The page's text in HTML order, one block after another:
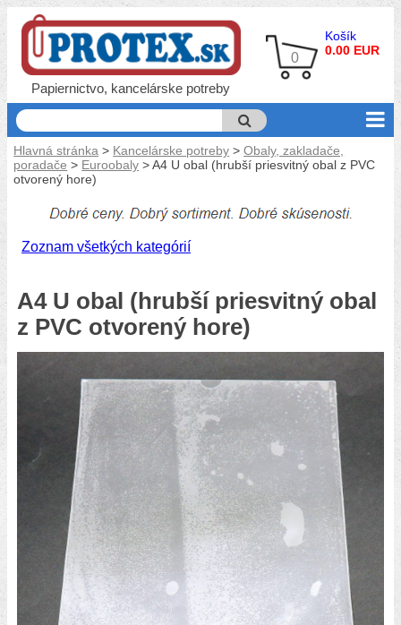
Papiernictvo, kancelárske potreby
Košík
0.00 EUR
0
Hlavná stránka > Kancelárske potreby >Obaly, zakladače,
poradače > Euroobaly > A4 U obal (hrubší priesvitný obal z PVC
otvorený hore)
Zoznam všetkých kategórií
A4 U obal (hrubší priesvitný obal
z PVC otvorený hore)